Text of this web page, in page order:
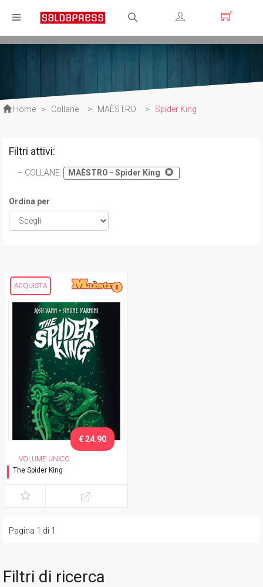
Registrati
Home > Collane > MAÈSTRO > Spider King
Filtri attivi:
COLLANE: MAÈSTRO - Spider King
Ordina per
ACQUISTA
VOLUME UNICO
The Spider King
€ 24.90
Pagina 1 di 1
Filtri di ricerca